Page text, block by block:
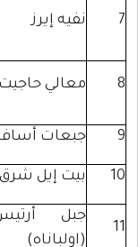
إيرز
معاليه
حاجيت
معاليه
مخماس
أساف بيت إيل
إيل شرق بيت إيل
أرتيس